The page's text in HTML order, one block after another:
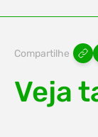
Compartilhe
Veja